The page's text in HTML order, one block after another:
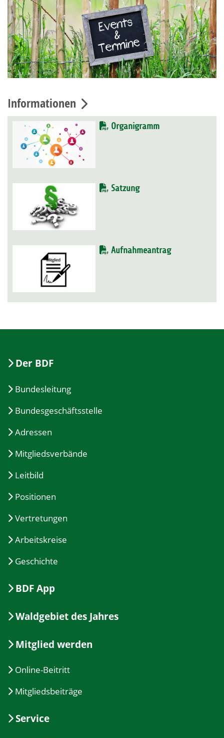
Informationen
Organigramm
Satzung
Aufnahmeantrag
Der BDF
Bundesleitung
Bundesgeschäftsstelle
Adressen
Mitgliedsverbände
Leitbild
Positionen
Vertretungen
Arbeitskreise
Geschichte
BDF App
Waldgebiet des Jahres
Mitglied werden
Online-Beitritt
Mitgliedsbeiträge
Service